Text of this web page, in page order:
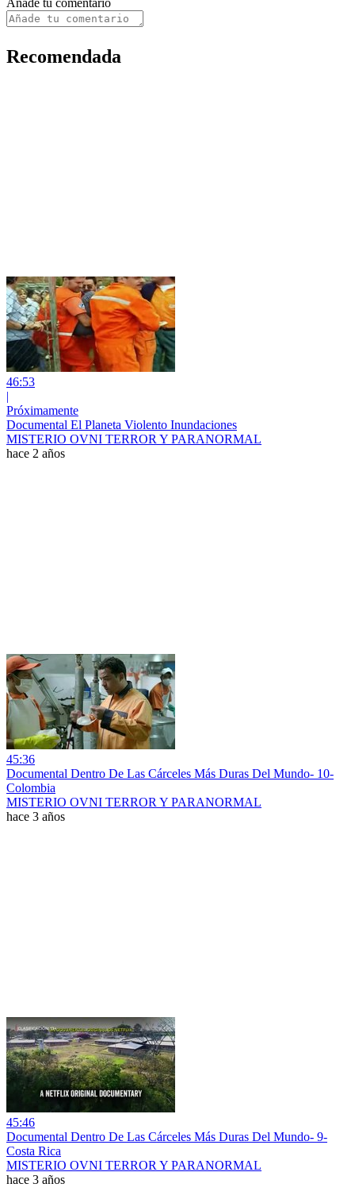
Añade tu comentario
Recomendada
46:53
|
Próximamente
Documental El Planeta Violento Inundaciones
MISTERIO OVNI TERROR Y PARANORMAL
hace 2 años
45:36
Documental Dentro De Las Cárceles Más Duras Del Mundo- 10-
Colombia
MISTERIO OVNI TERROR Y PARANORMAL
hace 3 años
45:46
Documental Dentro De Las Cárceles Más Duras Del Mundo- 9-
Costa Rica
MISTERIO OVNI TERROR Y PARANORMAL
hace 3 años